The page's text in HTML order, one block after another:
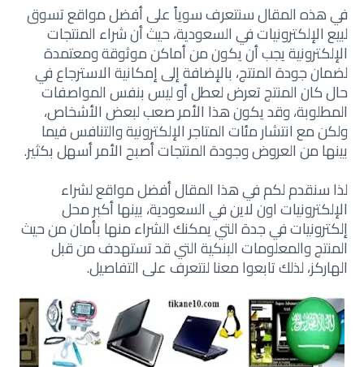
في هذه المقال سنتعرف سوياً على أفضل مواقع تسوق
لبيع الإلكترونيات في السعودية، حيث أن شراء المنتجات
الإلكترونية يجب أن يكون من أماكن موثوقة ومعتمدة
لضمان جودة المنتج، بالإضافة إلى إمكانية الاسترجاع في
حال كان المنتج تعرض لعطل أو ليس بنفس المواصفات
المطلوبة، وقد يكون هذا الأمر صعب لبعض الأشخاص،
ولكن مع انتشار مئات المتاجر الإلكترونية والتنافس فيما
بينها من العروض وجودة المنتجات أصبح الأمر أسهل بكثير.
لذا سنقدم لكم في هذا المقال أفضل مواقع لشراء
الإلكترونيات اون لاين في السعودية، بينها أكبر محل
إلكترونيات في جدة التي يمكنك الشراء منها بأمان من حيث
المنتج والمعلومات البنكية التي قد تستهدف من قبل
الهاركز، لذلك تابعوا معنا لنتعرف على التفاصيل.